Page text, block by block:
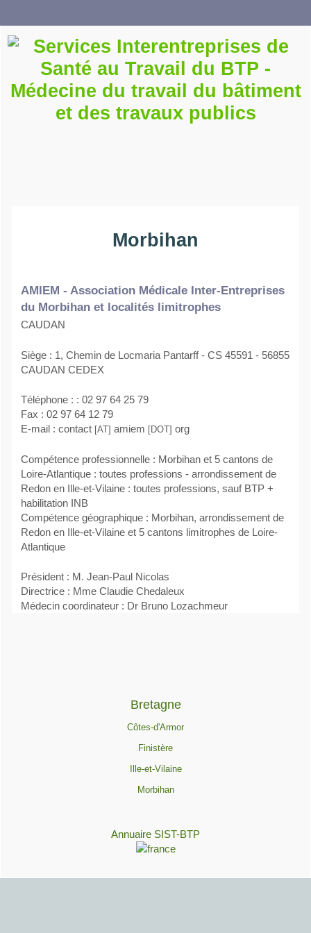
Morbihan
AMIEM - Association Médicale Inter-Entreprises
du Morbihan et localités limitrophes
CAUDAN
Siège : 1, Chemin de Locmaria Pantarff - CS 45591 - 56855
CAUDAN CEDEX
Téléphone : : 02 97 64 25 79
Fax : 02 97 64 12 79
E-mail : contact[AT] amiem [DOT] org
Compétence professionnelle : Morbihan et 5 cantons de
Loire-Atlantique : toutes professions - arrondissement de
Redon en Ille-et-Vilaine : toutes professions, sauf BTP +
habilitation INB
Compétence géographique : Morbihan, arrondissement de
Redon en Ille-et-Vilaine et 5 cantons limitrophes de Loire-
Atlantique
Président : M. Jean-Paul Nicolas
Directrice : Mme Claudie Chedaleux
Médecin coordinateur : Dr Bruno Lozachmeur
Bretagne
Côtes-d'Armor
Finistère
Ille-et-Vilaine
Morbihan
Annuaire SIST-BTP